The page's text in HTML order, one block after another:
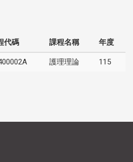
代碼 課程名稱 年度
護理理論 115